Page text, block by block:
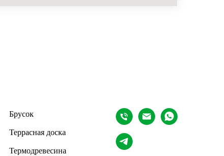
Брусок
Террасная доска
Термодревесина